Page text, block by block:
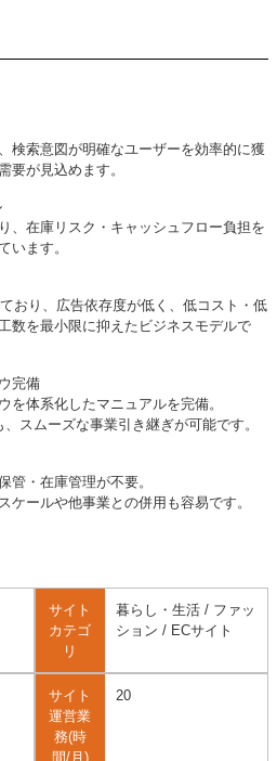
検索意図が明確なユーザーを効率的に獲
要が見込めます。
、在庫リスク・キャッシュフロー負担を
います。
おり、広告依存度が低く、低コスト・低
数を最小限に抑えたビジネスモデルで
完備
を体系化したマニュアルを完備。
スムーズな事業引き継ぎが可能です。
管・在庫管理が不要。
ケールや他事業との併用も容易です。
サイト
カテゴ
リ
暮らし・生活 / ファッ
ション / ECサイト
サイト
運営業
務(時
間/月)
20